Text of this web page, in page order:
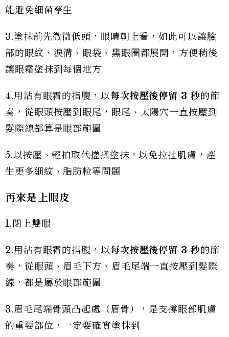
能避免細菌孳生
3.塗抹前先微微低頭，眼睛朝上看，如此可以讓臉
部的眼紋、淚溝、眼袋、黑眼圈都展開，方便稍後
讓眼霜塗抹到每個地方
4.用沾有眼霜的指腹，以每次按壓後停留 3 秒的節
奏，從眼頭按壓到眼尾，眼尾、太陽穴一直按壓到
髮際線都算是眼部範圍
5.以按壓、輕拍取代搓揉塗抹，以免拉扯肌膚，產
生更多細紋、脂肪粒等問題
再來是上眼皮
1.閉上雙眼
2.用沾有眼霜的指腹，以每次按壓後停留 3 秒的節
奏，從眼頭、眉毛下方、眉毛尾端一直按壓到髮際
線，都是屬於眼部範圍
3.眉毛尾端骨頭凸起處（眉骨），是支撐眼部肌膚
的重要部位，一定要確實塗抹到